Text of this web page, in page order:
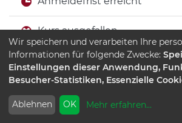
Kurs ausgefallen
Keine Anmeldung möglich
Beginn
Wir speichern und verarbeiten Ihre
Informationen für folgende Zwecke:
Einstellungen dieser Anwendung,
Besucher-Statistiken, Essenzielle
Ablehnen OK Mehr erfahren...